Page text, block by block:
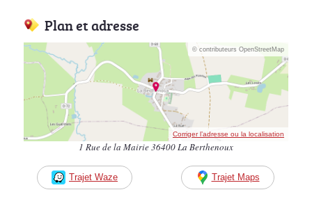
Plan et adresse
© contributeurs OpenStreetMap
Corriger l’adresse ou la localisation
1 Rue de la Mairie 36400 La Berthenoux
Trajet Waze Trajet Maps